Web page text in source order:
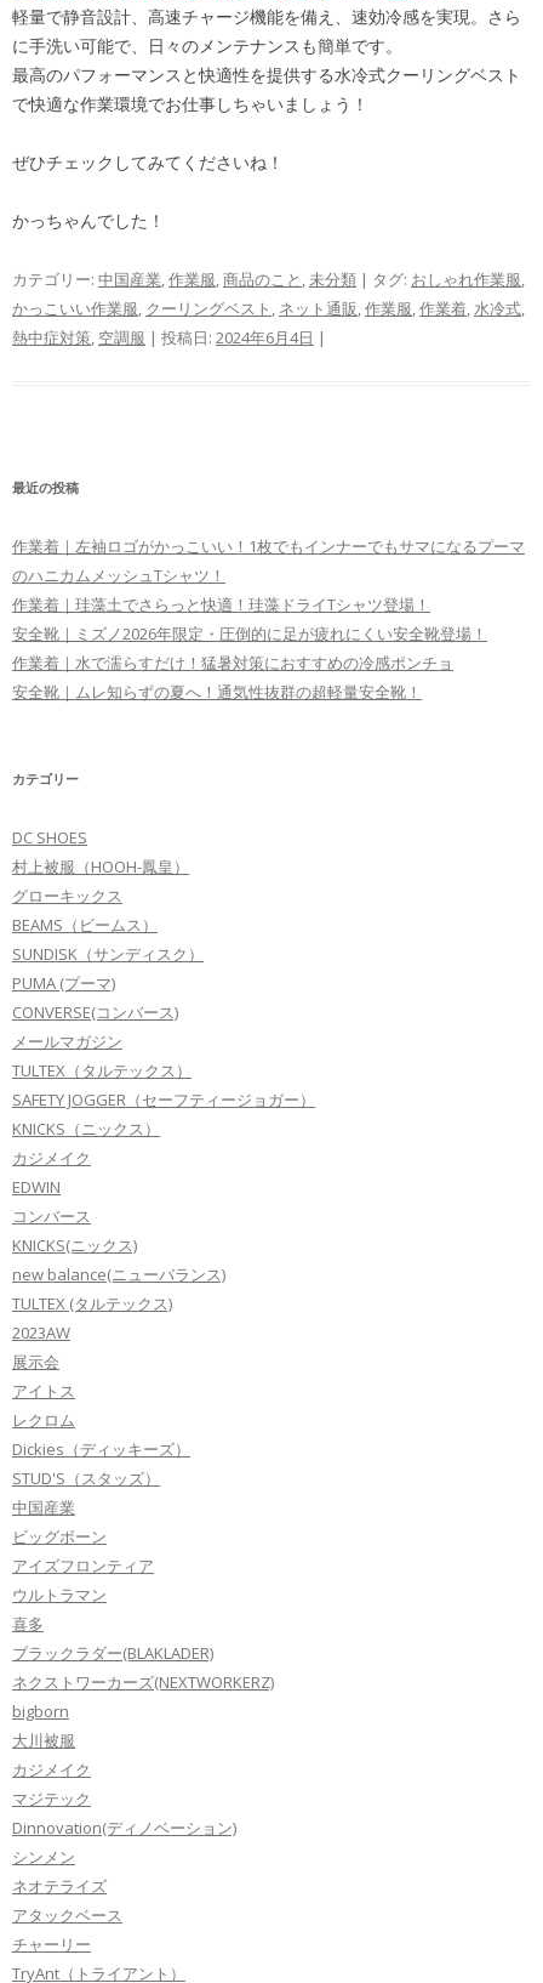
軽量で静音設計、高速チャージ機能を備え、速効冷感を実現。さら
に手洗い可能で、日々のメンテナンスも簡単です。
最高のパフォーマンスと快適性を提供する水冷式クーリングベスト
で快適な作業環境でお仕事しちゃいましょう！
ぜひチェックしてみてくださいね！
かっちゃんでした！
カテゴリー: 中国産業 作業服 商品のこと 未分類 | タグ: おしゃれ作業服
かっこいい作業服 クーリングベスト ネット通販 作業服 作業着 水冷式
熱中症対策 空調服 | 投稿日: 2024年6月4日 |
最近の投稿
作業着｜左袖ロゴがかっこいい！1枚でもインナーでもサマになるプーマ
のハニカムメッシュTシャツ！
作業着｜珪藻土でさらっと快適！珪藻ドライTシャツ登場！
安全靴｜ミズノ2026年限定・圧倒的に足が疲れにくい安全靴登場！
作業着｜水で濡らすだけ！猛暑対策におすすめの冷感ポンチョ
安全靴｜ムレ知らずの夏へ！通気性抜群の超軽量安全靴！
カテゴリー
DC SHOES
村上被服（HOOH-鳳皇）
グローキックス
BEAMS（ビームス）
SUNDISK（サンディスク）
PUMA (プーマ)
CONVERSE(コンバース)
メールマガジン
TULTEX（タルテックス）
SAFETY JOGGER（セーフティージョガー）
KNICKS（ニックス）
カジメイク
EDWIN
コンバース
KNICKS(ニックス)
new balance(ニューバランス)
TULTEX (タルテックス)
2023AW
展示会
アイトス
レクロム
Dickies（ディッキーズ）
STUD'S（スタッズ）
中国産業
ビッグボーン
アイズフロンティア
ウルトラマン
喜多
ブラックラダー(BLAKLADER)
ネクストワーカーズ(NEXTWORKERZ)
bigborn
大川被服
カジメイク
マジテック
Dinnovation(ディノベーション)
シンメン
ネオテライズ
アタックベース
チャーリー
TryAnt（トライアント）